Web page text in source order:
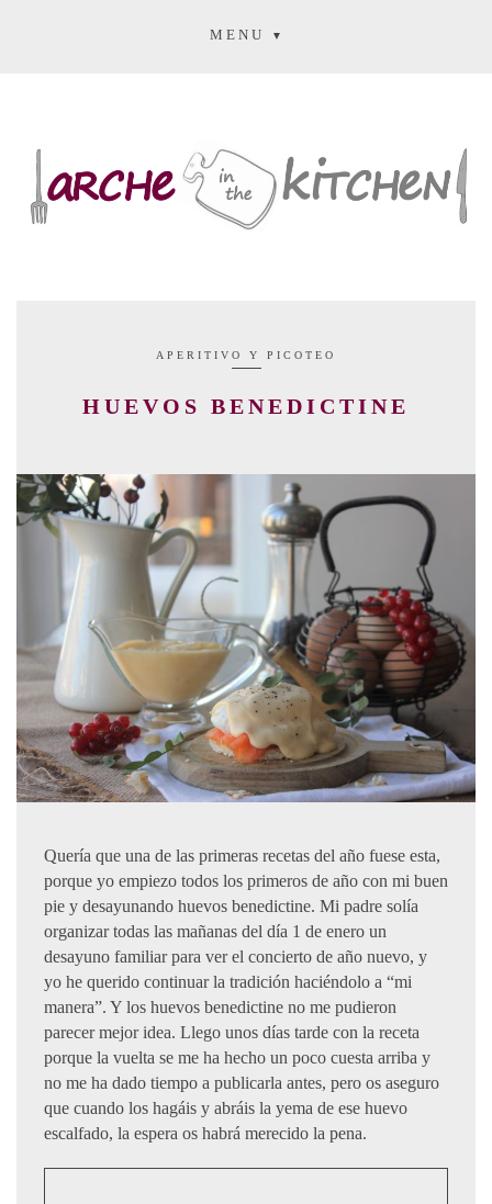
MENU
APERITIVO Y PICOTEO
HUEVOS BENEDICTINE
Quería que una de las primeras recetas del año fuese esta,
porque yo empiezo todos los primeros de año con mi buen
pie y desayunando huevos benedictine. Mi padre solía
organizar todas las mañanas del día 1 de enero un
desayuno familiar para ver el concierto de año nuevo, y
yo he querido continuar la tradición haciéndolo a “mi
manera”. Y los huevos benedictine no me pudieron
parecer mejor idea. Llego unos días tarde con la receta
porque la vuelta se me ha hecho un poco cuesta arriba y
no me ha dado tiempo a publicarla antes, pero os aseguro
que cuando los hagáis y abráis la yema de ese huevo
escalfado, la espera os habrá merecido la pena.